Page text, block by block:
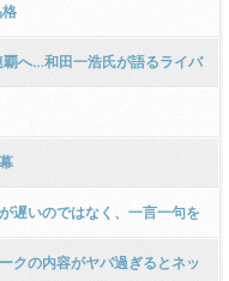
へ…和田一浩氏が語るライバ
遅いのではなく、一言一句を
だけ！」 ← 突っ込み殺到 ｗ
クの内容がヤバ過ぎるとネッ